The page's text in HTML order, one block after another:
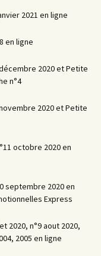
2021 en ligne
en ligne
2020 et Petite
n°4
2020 et Petite
octobre 2020 en
septembre 2020 en
Express
2020, n°9 aout 2020,
2005 en ligne